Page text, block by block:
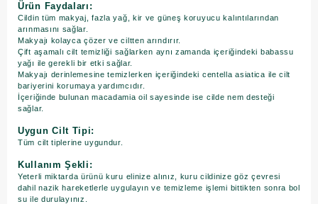
Ürün Faydaları:
Cildin tüm makyaj, fazla yağ, kir ve güneş koruyucu kalıntılarından
arınmasını sağlar.
Makyajı kolayca çözer ve ciltten arındırır.
Çift aşamalı cilt temizliği sağlarken aynı zamanda içeriğindeki babassu
yağı ile gerekli bir etki sağlar.
Makyajı derinlemesine temizlerken içeriğindeki centella asiatica ile cilt
bariyerini korumaya yardımcıdır.
İçeriğinde bulunan macadamia oil sayesinde ise cilde nem desteği
sağlar.
Uygun Cilt Tipi:
Tüm cilt tiplerine uygundur.
Kullanım Şekli:
Yeterli miktarda ürünü kuru elinize alınız, kuru cildinize göz çevresi
dahil nazik hareketlerle uygulayın ve temizleme işlemi bittikten sonra bol
su ile durulayınız.